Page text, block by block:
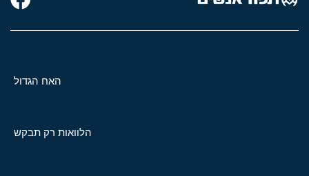
האח הגדול
הלוואות רק תבקש